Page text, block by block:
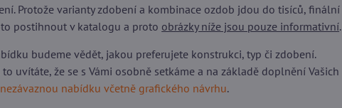
Protože varianty zdobení a kombinace ozdob jdou do tisíců, finální
postihnout v katalogu a proto obrázky níže jsou pouze informativní.
budeme vědět, jakou preferujete konstrukci, typ či zdobení.
uvítáte, že se s Vámi osobně setkáme a na základě doplnění Vašich
nabídku včetně grafického návrhu.